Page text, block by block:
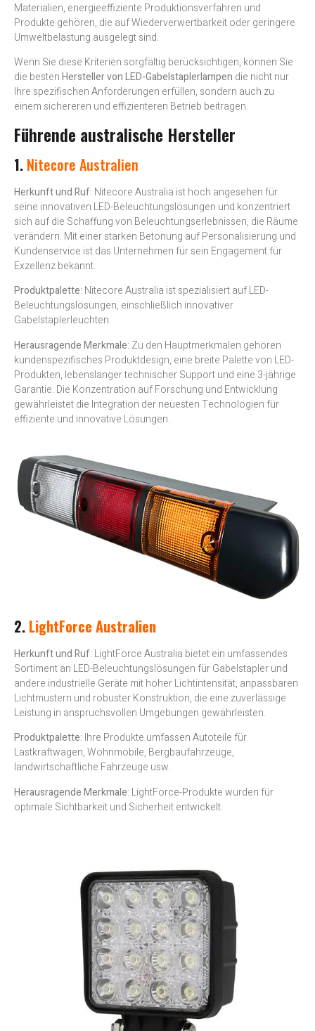
Materialien, energieeffiziente Produktionsverfahren und
Produkte gehören, die auf Wiederverwertbarkeit oder geringere
Umweltbelastung ausgelegt sind.
Wenn Sie diese Kriterien sorgfältig berücksichtigen, können Sie
die bestenHersteller von LED-Gabelstaplerlampen die nicht nur
Ihre spezifischen Anforderungen erfüllen, sondern auch zu
einem sichereren und effizienteren Betrieb beitragen.
Führende australische Hersteller
1. Nitecore Australien
Herkunft und Ruf: Nitecore Australia ist hoch angesehen für
seine innovativen LED-Beleuchtungslösungen und konzentriert
sich auf die Schaffung von Beleuchtungserlebnissen, die Räume
verändern. Mit einer starken Betonung auf Personalisierung und
Kundenservice ist das Unternehmen für sein Engagement für
Exzellenz bekannt.
Produktpalette: Nitecore Australia ist spezialisiert auf LED-
Beleuchtungslösungen, einschließlich innovativer
Gabelstaplerleuchten.
Herausragende Merkmale: Zu den Hauptmerkmalen gehören
kundenspezifisches Produktdesign, eine breite Palette von LED-
Produkten, lebenslanger technischer Support und eine 3-jährige
Garantie. Die Konzentration auf Forschung und Entwicklung
gewährleistet die Integration der neuesten Technologien für
effiziente und innovative Lösungen.
2. LightForce Australien
Herkunft und Ruf: LightForce Australia bietet ein umfassendes
Sortiment an LED-Beleuchtungslösungen für Gabelstapler und
andere industrielle Geräte mit hoher Lichtintensität, anpassbaren
Lichtmustern und robuster Konstruktion, die eine zuverlässige
Leistung in anspruchsvollen Umgebungen gewährleisten.
Produktpalette: Ihre Produkte umfassen Autoteile für
Lastkraftwagen, Wohnmobile, Bergbaufahrzeuge,
landwirtschaftliche Fahrzeuge usw.
Herausragende Merkmale: LightForce-Produkte wurden für
optimale Sichtbarkeit und Sicherheit entwickelt.